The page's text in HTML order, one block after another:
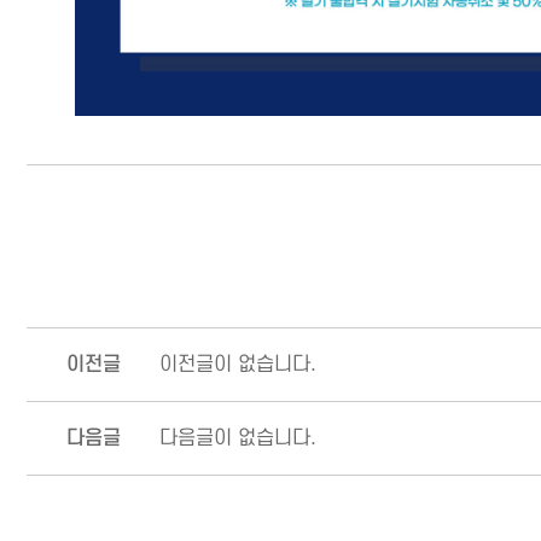
이전글 이전글이 없습니다.
다음글 다음글이 없습니다.